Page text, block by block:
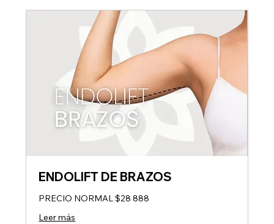
ENDOLIFT DE BRAZOS
PRECIO NORMAL $28 888
Leer más